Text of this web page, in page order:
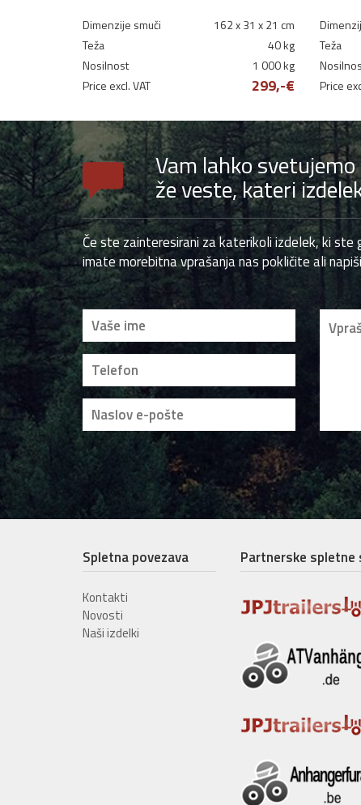
Dimenzije smuči
162 x 31 x 21 cm
Teža
40 kg
Nosilnost
1 000 kg
Price excl. VAT
299,-€
Teža
Price
Vam lahko
že veste, kateri
Če ste zainteresirani za katerikoli izdelek, ki ste
imate morebitna vprašanja nas pokličite ali
Spletna povezava
Kontakti
Novosti
Naši izdelki
Partnerske spletne